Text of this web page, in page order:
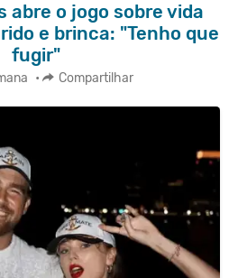
abre o jogo sobre vida
e brinca: "Tenho que
fugir"
• Compartilhar